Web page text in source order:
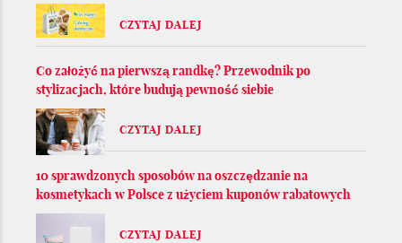
CZYTAJ DALEJ
Co założyć na pierwszą randkę? Przewodnik po
stylizacjach, które budują pewność siebie
CZYTAJ DALEJ
10 sprawdzonych sposobów na oszczędzanie na
kosmetykach w Polsce z użyciem kuponów rabatowych
CZYTAJ DALEJ